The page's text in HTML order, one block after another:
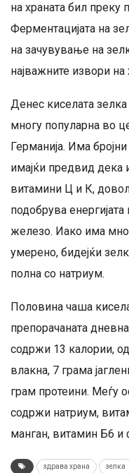
на храната бил преку
Ферментацијата на
на зачувување на
најважните извори
Денес киселата
многу популарна во
Германија. Има
имајќи предвид дека
витамини Ц и К,
подобрува
железо. Иако има
умерено, бидејќи
полна со натриум.
Половина чаша
препорачаната
содржи 13 калории,
влакна, 7 грама
грам протеини. Меѓу
содржи натриум,
манган, витамин Б6 и
здрава храна зелка